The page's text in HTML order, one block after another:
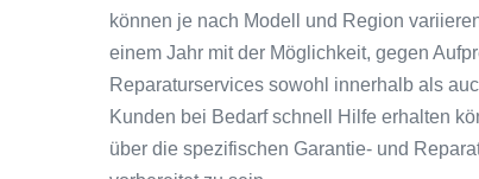
können je nach Modell und Region
einem Jahr mit der Möglichkeit, gegen
Reparaturservices sowohl innerhalb als
Kunden bei Bedarf schnell Hilfe erhalten
über die spezifischen Garantie- und